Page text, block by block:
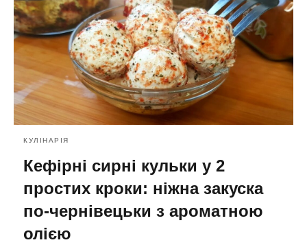
КУЛІНАРІЯ
Кефірні сирні кульки у 2
простих кроки: ніжна закуска
по-чернівецьки з ароматною
олією